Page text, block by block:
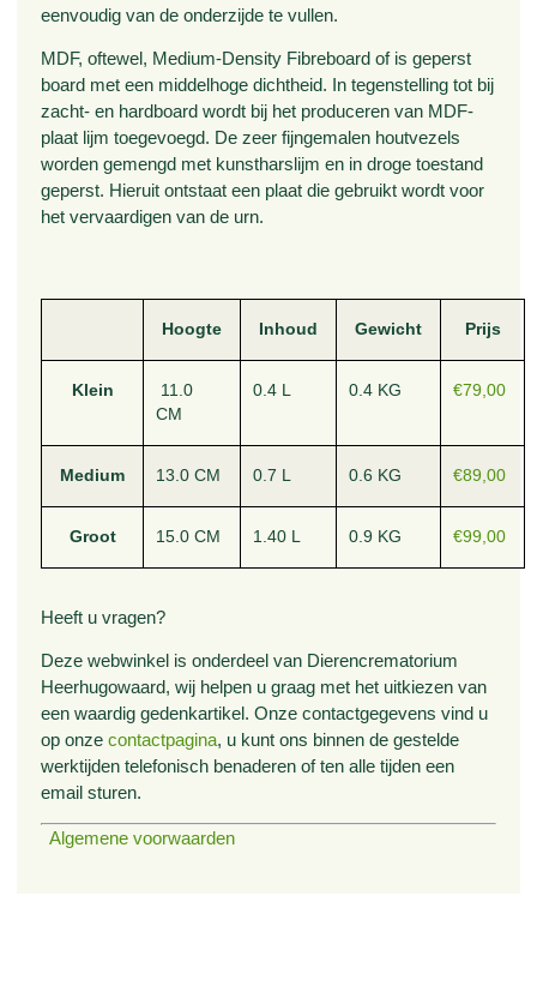
eenvoudig van de onderzijde te vullen.
MDF, oftewel, Medium-Density Fibreboard of is geperst
board met een middelhoge dichtheid. In tegenstelling tot bij
zacht- en hardboard wordt bij het produceren van MDF-
plaat lijm toegevoegd. De zeer fijngemalen houtvezels
worden gemengd met kunstharslijm en in droge toestand
geperst. Hieruit ontstaat een plaat die gebruikt wordt voor
het vervaardigen van de urn.
Hoogte Inhoud Gewicht Prijs
Klein
11.0
CM
0.4 L 0.4 KG €79,00
Medium 13.0 CM 0.7 L 0.6 KG €89,00
Groot 15.0 CM 1.40 L 0.9 KG €99,00
Heeft u vragen?
Deze webwinkel is onderdeel van Dierencrematorium
Heerhugowaard, wij helpen u graag met het uitkiezen van
een waardig gedenkartikel. Onze contactgegevens vind u
op onzecontactpagina, u kunt ons binnen de gestelde
werktijden telefonisch benaderen of ten alle tijden een
email sturen.
Algemene voorwaarden